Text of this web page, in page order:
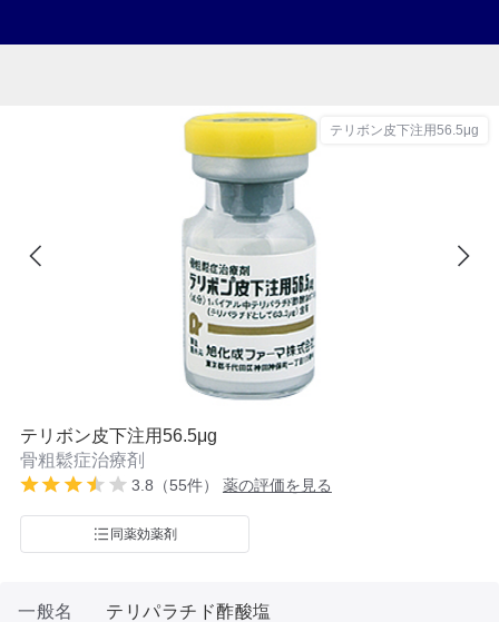
テリボン皮下注用56.5μg
テリボン皮下注用56.5μg
骨粗鬆症治療剤
3.8（55件） 薬の評価を見る
同薬効薬剤
一般名
テリパラチド酢酸塩